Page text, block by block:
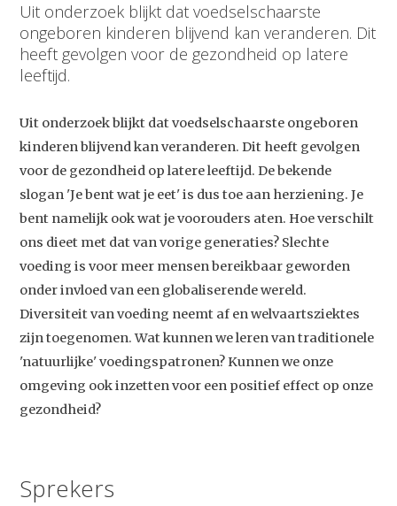
Uit onderzoek blijkt dat voedselschaarste
ongeboren kinderen blijvend kan veranderen. Dit
heeft gevolgen voor de gezondheid op latere
leeftijd.
Uit onderzoek blijkt dat voedselschaarste ongeboren
kinderen blijvend kan veranderen. Dit heeft gevolgen
voor de gezondheid op latere leeftijd. De bekende
slogan 'Je bent wat je eet' is dus toe aan herziening. Je
bent namelijk ook wat je voorouders aten. Hoe verschilt
ons dieet met dat van vorige generaties? Slechte
voeding is voor meer mensen bereikbaar geworden
onder invloed van een globaliserende wereld.
Diversiteit van voeding neemt af en welvaartsziektes
zijn toegenomen. Wat kunnen we leren van traditionele
'natuurlijke' voedingspatronen? Kunnen we onze
omgeving ook inzetten voor een positief effect op onze
gezondheid?
Sprekers